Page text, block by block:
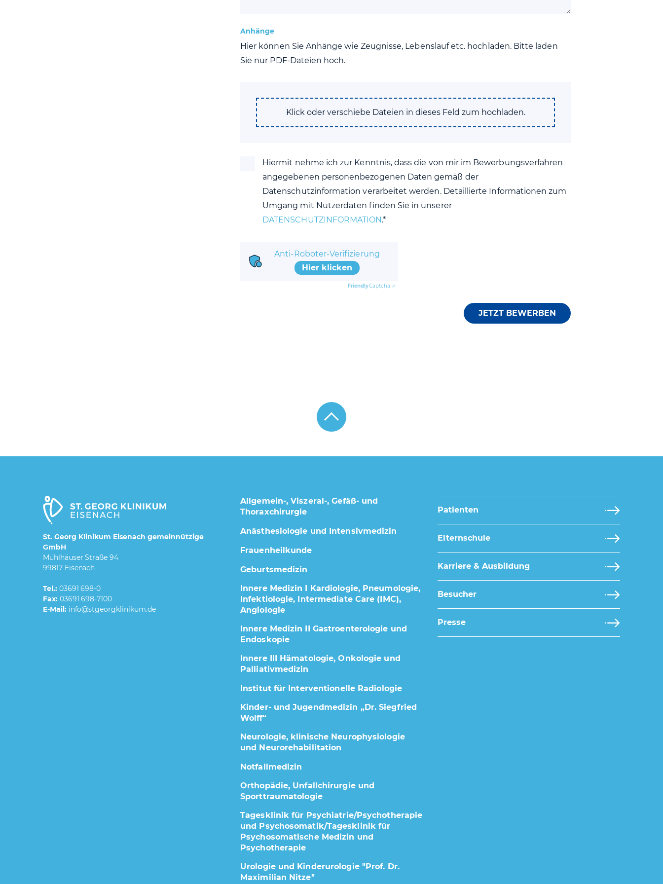
Anhänge
Hier können Sie Anhänge wie Zeugnisse, Lebenslauf etc. hochladen. Bitte laden
Sie nur PDF-Dateien hoch.
Klick oder verschiebe Dateien in dieses Feld zum hochladen.
Hiermit nehme ich zur Kenntnis, dass die von mir im Bewerbungsverfahren
angegebenen personenbezogenen Daten gemäß der
Datenschutzinformation verarbeitet werden. Detaillierte Informationen zum
Umgang mit Nutzerdaten finden Sie in unserer
DATENSCHUTZINFORMATION.*
Anti-Roboter-Verifizierung
Hier klicken
FriendlyCaptcha ⇗
St. Georg Klinikum Eisenach gemeinnützige
GmbH
Mühlhäuser Straße 94
99817 Eisenach
Tel.:03691 698-0
Fax:03691 698-7100
E-Mail:
Allgemein-, Viszeral-, Gefäß- und
Thoraxchirurgie
Anästhesiologie und Intensivmedizin
Frauenheilkunde
Geburtsmedizin
Innere Medizin I Kardiologie, Pneumologie,
Infektiologie, Intermediate Care (IMC),
Angiologie
Innere Medizin II Gastroenterologie und
Endoskopie
Innere III Hämatologie, Onkologie und
Palliativmedizin
Institut für Interventionelle Radiologie
Kinder- und Jugendmedizin „Dr. Siegfried
Wolff“
Neurologie, klinische Neurophysiologie
und Neurorehabilitation
Notfallmedizin
Orthopädie, Unfallchirurgie und
Sporttraumatologie
Tagesklinik für Psychiatrie/Psychotherapie
und Psychosomatik/Tagesklinik für
Psychosomatische Medizin und
Psychotherapie
Urologie und Kinderurologie "Prof. Dr.
Maximilian Nitze"
Patienten
Elternschule
Karriere & Ausbildung
Besucher
Presse